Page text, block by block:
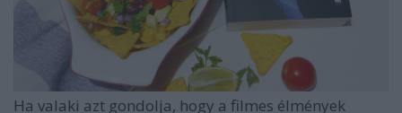
Ha valaki azt gondolja, hogy a filmes élmények